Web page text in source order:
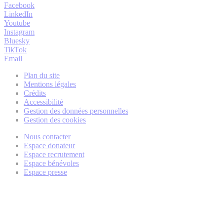
Facebook
LinkedIn
Youtube
Instagram
Bluesky
TikTok
Email
Plan du site
Mentions légales
Crédits
Accessibilité
Gestion des données personnelles
Gestion des cookies
Nous contacter
Espace donateur
Espace recrutement
Espace bénévoles
Espace presse